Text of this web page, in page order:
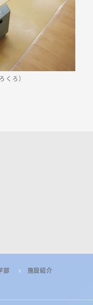
くろ）
部
施設紹介